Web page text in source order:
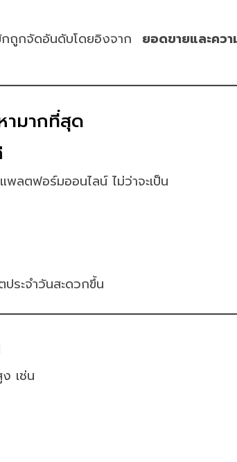
ถูกจัดอันดับโดยอิงจาก ยอดขายและคว
มากที่สุด
ลตฟอร์มออนไลน์ ไม่ว่าจะเป็น
ระจำวันสะดวกขึ้น
เช่น